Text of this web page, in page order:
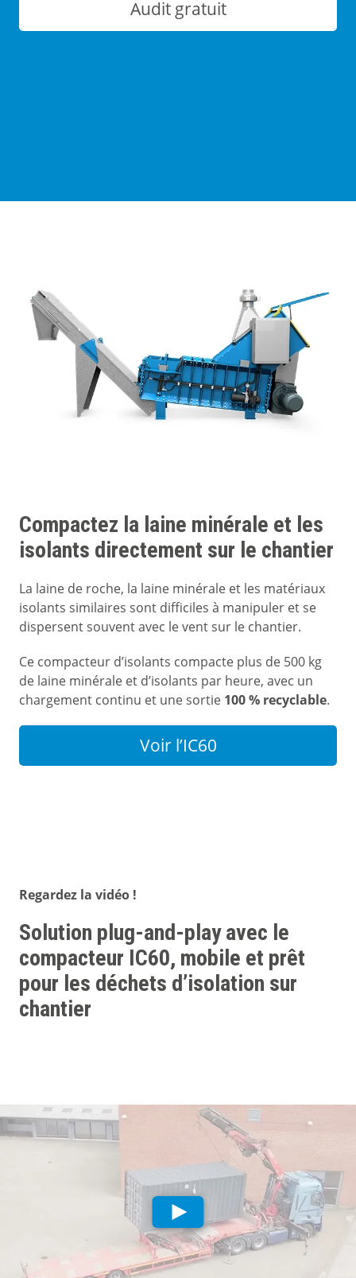
Audit gratuit
Compactez la laine minérale et les
isolants directement sur le chantier
La laine de roche, la laine minérale et les matériaux
isolants similaires sont difficiles à manipuler et se
dispersent souvent avec le vent sur le chantier.
Ce compacteur d’isolants compacte plus de 500 kg
de laine minérale et d’isolants par heure, avec un
chargement continu et une sortie 100 % recyclable.
Voir l’IC60
Regardez la vidéo !
Solution plug-and-play avec le
compacteur IC60, mobile et prêt
pour les déchets d’isolation sur
chantier